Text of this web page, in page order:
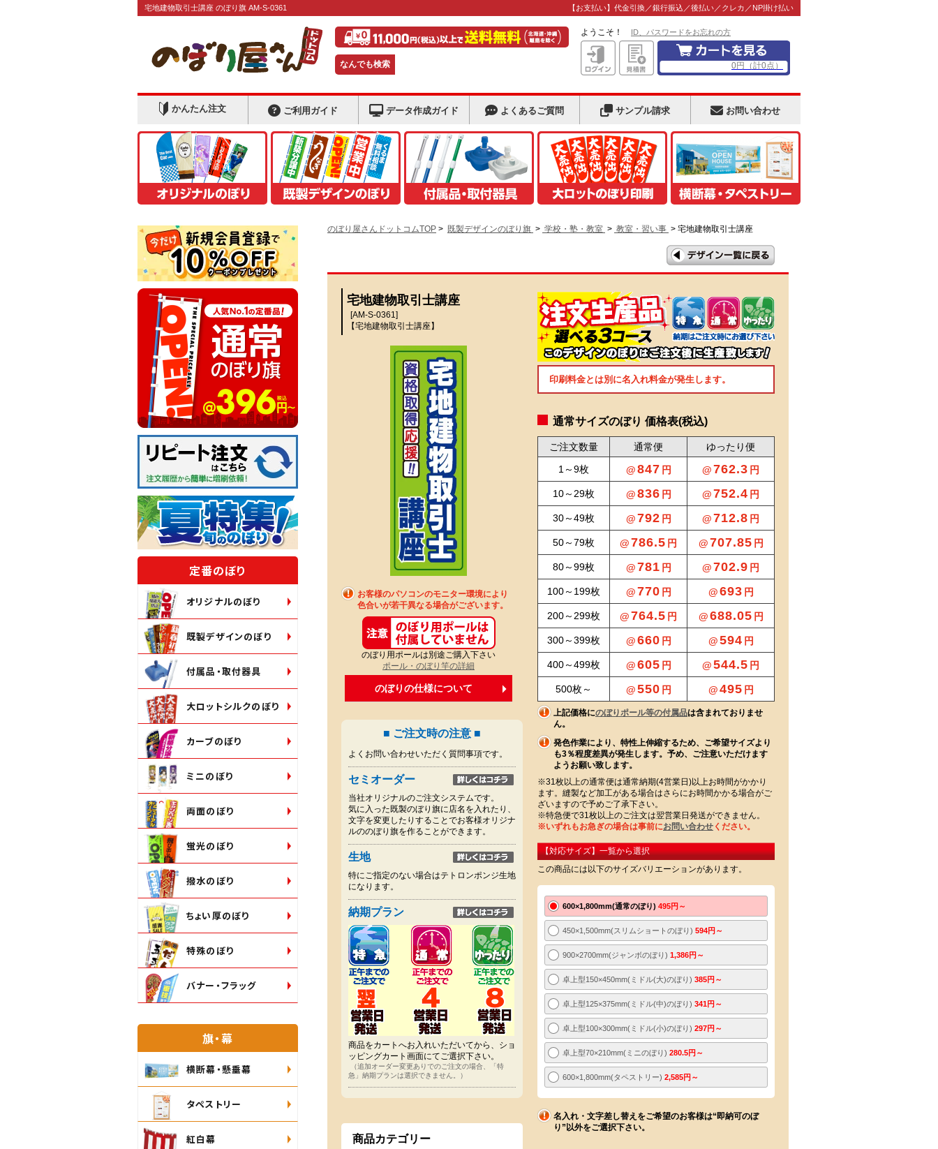
宅地建物取引士講座 のぼり旗 AM-S-0361 【お支払い】代金引換／銀行振込／後払い／クレカ／NP掛け払い
なんでも検索
ようこそ！ ID、パスワードをお忘れの方
0円 （計0点）
かんたん注文 ご利用ガイド データ作成ガイド よくあるご質問 サンプル請求 お問い合わせ
のぼり屋さんドットコムTOP > 既製デザインのぼり旗 > 学校・塾・教室 > 教室・習い事 > 宅地建物取引士講座
宅地建物取引士講座
[AM-S-0361]
【宅地建物取引士講座】
お客様のパソコンのモニター環境により
色合いが若干異なる場合がございます。
のぼり用ポールは別途ご購入下さい
ポール・のぼり竿の詳細
のぼりの仕様について
印刷料金とは別に名入れ料金が発生します。
通常サイズのぼり 価格表(税込)
ご注文数量 通常便
ゆったり便
1～9枚
@847 円 @762.3 円
10～29枚 @836 円 @752.4 円
30～49枚 @792 円 @712.8 円
50～79枚 @786.5 円 @707.85 円
80～99枚 @781 円 @702.9 円
100～199枚 @770 円 @693 円
200～299枚 @764.5 円 @688.05 円
300～399枚 @660 円 @594 円
400～499枚 @605 円 @544.5 円
500枚～ @550 円 @495 円
上記価格にのぼりポール等の付属品は含まれておりませ
ん。
発色作業により、特性上伸縮するため、ご希望サイズより
も3％程度差異が発生します。予め、ご注意いただけます
ようお願い致します。
※31枚以上の通常便は通常納期(4営業日)以上お時間がかかり
ます。縫製など加工がある場合はさらにお時間かかる場合がご
ざいますので予めご了承下さい。
※特急便で31枚以上のご注文は翌営業日発送ができません。
※いずれもお急ぎの場合は事前にお問い合わせ ください。
【対応サイズ】一覧から選択
この商品には以下のサイズバリエーションがあります。
600×1,800mm(通常のぼり) 495円～
450×1,500mm(スリムショートのぼり) 594円～
900×2700mm(ジャンボのぼり) 1,386円～
卓上型150×450mm(ミドル(大)のぼり) 385円～
卓上型125×375mm(ミドル(中)のぼり) 341円～
卓上型100×300mm(ミドル(小)のぼり) 297円～
卓上型70×210mm(ミニのぼり) 280.5円～
600×1,800mm(タペストリー) 2,585円～
名入れ・文字差し替えをご希望のお客様は“即納可のぼ
り”以外をご選択下さい。
■ ご注文時の注意 ■
よくお問い合わせいただく質問事項です。
セミオーダー
当社オリジナルのご注文システムです。
気に入った既製のぼり旗に店名を入れたり、
文字を変更したりすることでお客様オリジナ
ルののぼり旗を作ることができます。
生地
特にご指定のない場合はテトロンポンジ生地
になります。
納期プラン
商品をカートへお入れいただいてから、ショ
ッピングカート画面にてご選択下さい。
（追加オーダー変更ありでのご注文の場合、「特
急」納期プランは選択できません。）
商品カテゴリー
定番のぼり
オリジナルのぼり
既製デザインのぼり
付属品・取付器具
大ロットシルクのぼり
カーブのぼり
ミニのぼり
両面のぼり
蛍光のぼり
撥水のぼり
ちょい厚のぼり
特殊のぼり
バナー・フラッグ
旗・幕
横断幕・懸垂幕
タペストリー
紅白幕